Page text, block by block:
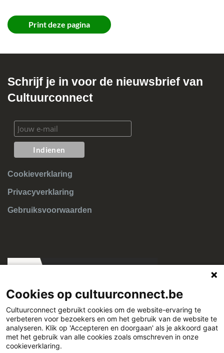
Print deze pagina
Schrijf je in voor de nieuwsbrief van
Cultuurconnect
Cookieverklaring
Privacyverklaring
Gebruiksvoorwaarden
Cultuurconnect
Cookies op cultuurconnect.be
Cultuurconnect gebruikt cookies om de website-ervaring te
verbeteren voor bezoekers en om het gebruik van de website te
analyseren. Klik op 'Accepteren en doorgaan' als je akkoord gaat
met het gebruik van alle cookies zoals omschreven in onze
cookieverklaring.